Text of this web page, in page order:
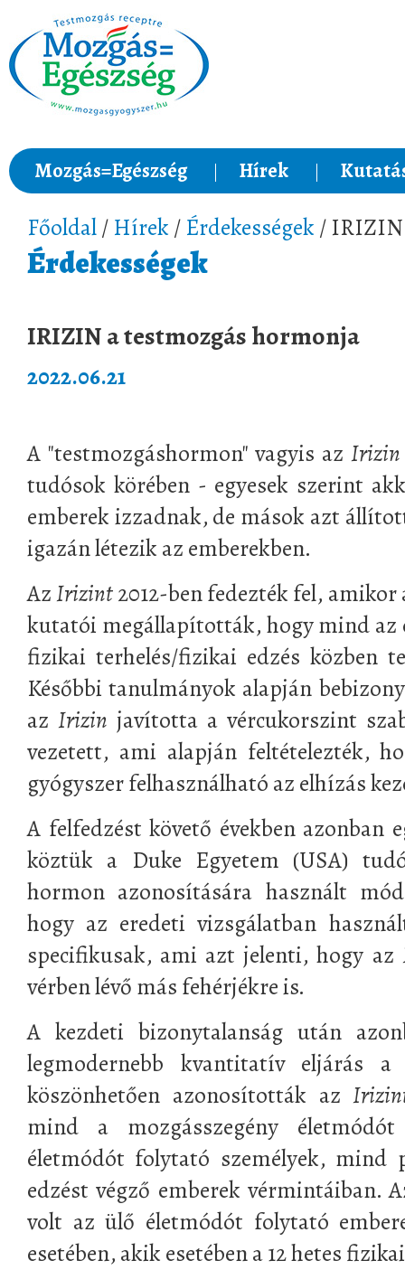
Mozgás=Egészség Hírek
Főoldal/ Hírek / Érdekességek / IRIZIN
Érdekességek
IRIZIN a testmozgás hormonja
2022.06.21
A "testmozgáshormon" vagyis az Irizin
tudósok körében - egyesek szerint
emberek izzadnak, de mások azt
igazán létezik az emberekben.
Az Irizint2012-ben fedezték fel, amikor
kutatói megállapították, hogy mind az
fizikai terhelés/fizikai edzés közben
Későbbi tanulmányok alapján
az Irizin javította a vércukorszint
vezetett, ami alapján feltételezték,
gyógyszer felhasználható az elhízás
A felfedzést követő években azonban
köztük a Duke Egyetem (USA)
hormon azonosítására használt
hogy az eredeti vizsgálatban
specifikusak, ami azt jelenti, hogy az
vérben lévő más fehérjékre is.
A kezdeti bizonytalanság után
legmodernebb kvantitatív eljárás a
köszönhetően azonosították az
mind a mozgásszegény
életmódót folytató személyek, mind
edzést végző emberek vérmintáiban.
volt az ülő életmódót folytató
esetében, akik esetében a 12 hetes